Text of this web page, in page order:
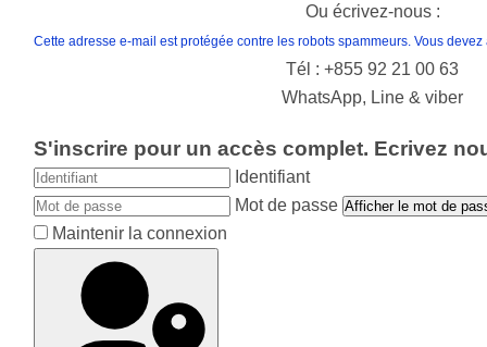
Ou écrivez-nous :
Cette adresse e-mail est protégée contre les robots spammeurs. Vous
Tél : +855 92 21 00 63
WhatsApp, Line & viber
S'inscrire pour un accès complet. Ecrivez
Identifiant
Mot de passe Afficher le mot de
Maintenir la connexion